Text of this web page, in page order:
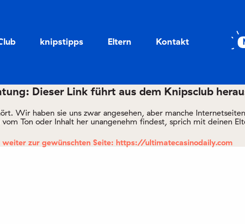
knipstipps Eltern Kontakt
Dieser Link führt aus dem Knipsclub
Wir haben sie uns zwar angesehen, aber manche
Ton oder Inhalt her unangenehm findest, sprich mit deinen
weiter zur gewünschten Seite: https://ultimatecasinodaily.com